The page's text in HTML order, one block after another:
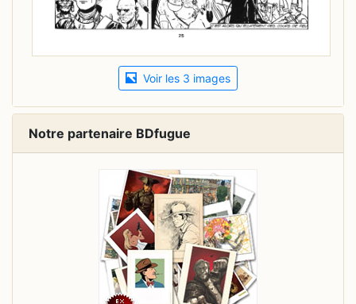
Voir les 3 images
Notre partenaire BDfugue